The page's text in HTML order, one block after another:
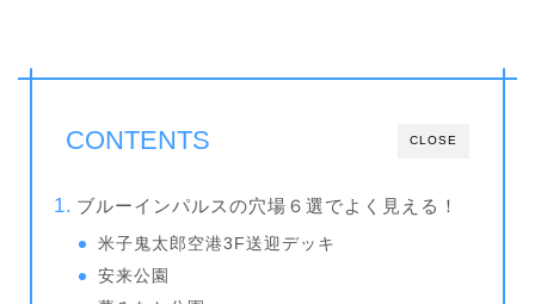
CLOSE
CONTENTS
ブルーインパルスの穴場６選でよく見える！
米子鬼太郎空港3F送迎デッキ
安来公園